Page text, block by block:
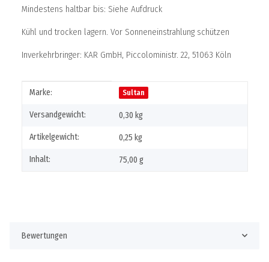
Mindestens haltbar bis: Siehe Aufdruck
Kühl und trocken lagern. Vor Sonneneinstrahlung schützen
Inverkehrbringer: KAR GmbH, Piccoloministr. 22, 51063 Köln
Produkteigenschaft
Wert
Marke: Sultan
Versandgewicht: 0,30 kg
Artikelgewicht: 0,25 kg
Inhalt: 75,00 g
Bewertungen